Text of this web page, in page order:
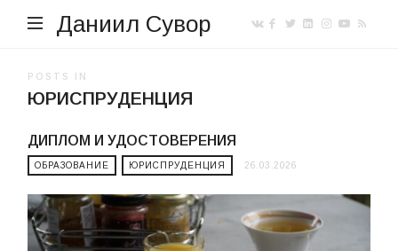
Даниил Сувор
POSTS IN
ЮРИСПРУДЕНЦИЯ
ДИПЛОМ И УДОСТОВЕРЕНИЯ
ОБРАЗОВАНИЕ ЮРИСПРУДЕНЦИЯ 26.03.2026